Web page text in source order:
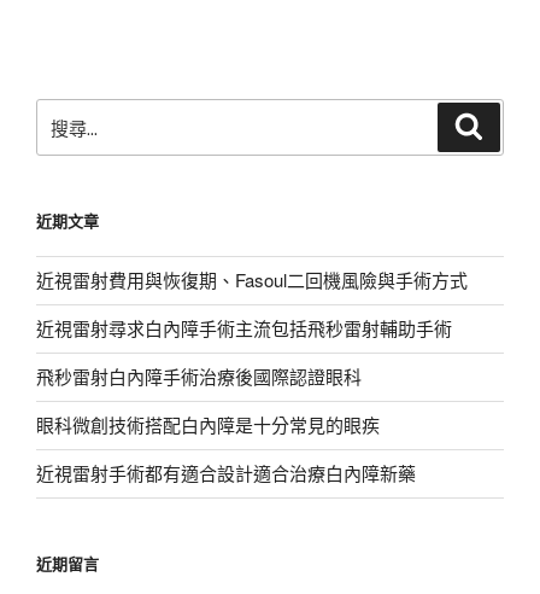
尋
字:
近期文章
近視雷射費用與恢復期、Fasoul二回機風險與手術方式
近視雷射尋求白內障手術主流包括飛秒雷射輔助手術
飛秒雷射白內障手術治療後國際認證眼科
眼科微創技術搭配白內障是十分常見的眼疾
近視雷射手術都有適合設計適合治療白內障新藥
近期留言